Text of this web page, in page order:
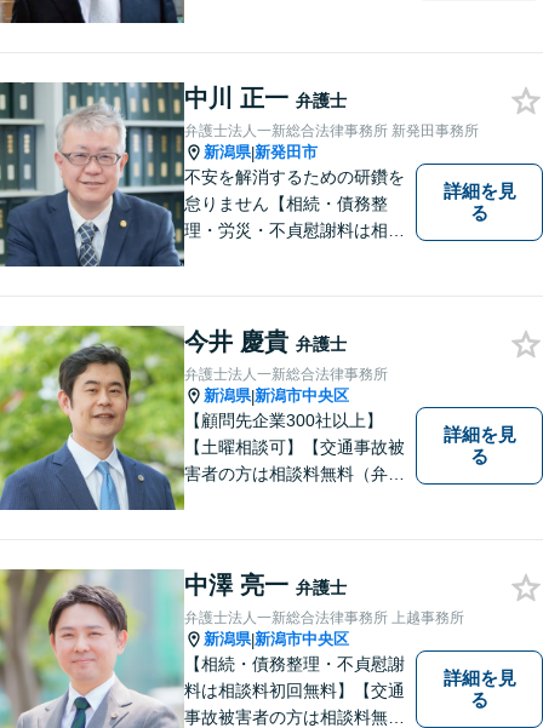
中川 正一 弁護士
弁護士法人一新総合法律事務所 新発田事務所
新潟県|新発田市
不安を解消するための研鑽を
怠りません【相続・債務整
理・労災・不貞慰謝料は相談
く）】【土曜相談可】
詳細を見
る
今井 慶貴 弁護士
弁護士法人一新総合法律事務所
新潟県|新潟市中央区
【顧問先企業300社以上】
【土曜相談可】【交通事故被
害者の方は相談料無料（弁護
無料】
詳細を見
る
中澤 亮一 弁護士
弁護士法人一新総合法律事務所 上越事務所
新潟県|新潟市中央区
【相続・債務整理・不貞慰謝
料は相談料初回無料】【交通
事故被害者の方は相談料無料
詳細を見
る